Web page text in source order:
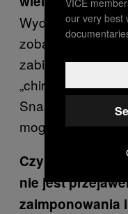
Wydaje mi się,
zobaczyć, na
zabieg. Jeżeli
„chirurgicznego
Snapchata i
mogę zrobić z ich
Czy zrobienie
nie jest
zaimponowania
our very best